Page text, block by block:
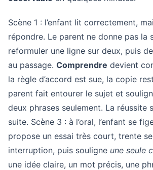
Scène 1 : l’enfant lit correctement,
répondre. Le parent ne donne pas la
reformuler une ligne sur deux, puis
au passage. Comprendre devient
la règle d’accord est sue, la copie
parent fait entourer le sujet et
deux phrases seulement. La réussite
suite. Scène 3 : à l’oral, l’enfant se
propose un essai très court, trente
interruption, puis souligne une seule
une idée claire, un mot précis, une